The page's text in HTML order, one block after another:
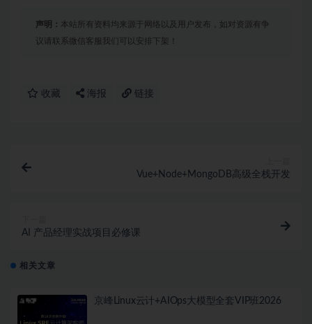
声明： 本站所有资料均来源于网络以及用户发布，如对资源有争
议请联系微信客服我们可以安排下架！
收藏 海报 链接
Vue+Node+MongoDB高级全栈开发
AI 产品经理实战项目必修课
相关文章
京峰Linux云计+AIOps大模型全套VIP班2026